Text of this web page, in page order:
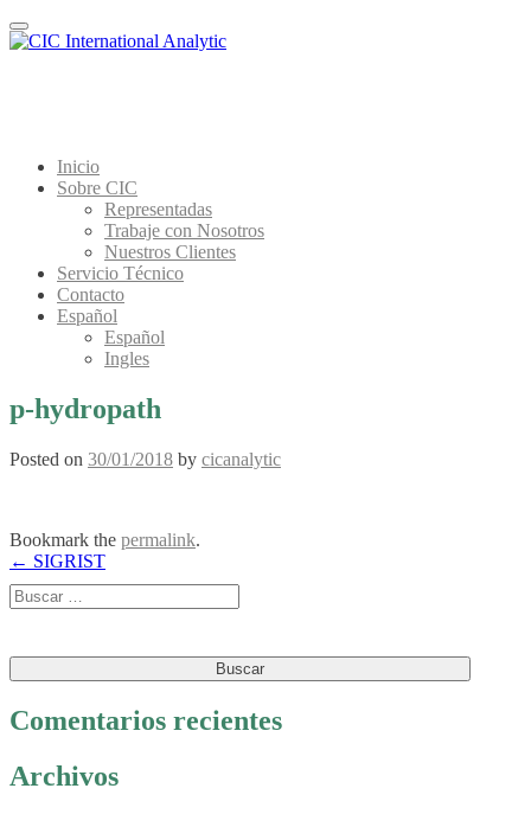
Menu
Inicio
Sobre CIC
Representadas
Trabaje con Nosotros
Nuestros Clientes
Servicio Técnico
Contacto
Español
Español
Ingles
p-hydropath
Posted on 30/01/2018 by cicanalytic
Bookmark the permalink.
Post
navigation
← SIGRIST
Buscar:
Comentarios recientes
Archivos